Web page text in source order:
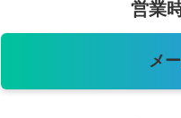
営業
メ